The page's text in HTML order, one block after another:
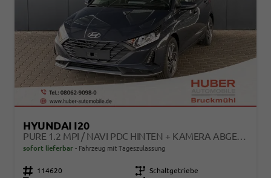
HYUNDAI I20
PURE 1.2 MPI / NAVI PDC HINTEN + KAMERA ABGEDUNKELTE SCHEIBEN TEMPOMAT ALU 16"
sofort lieferbar Fahrzeug mit Tageszulassung
Fahrzeugnr. 114620 Getriebe Schaltgetriebe